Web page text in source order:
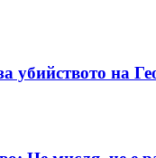
убийството на